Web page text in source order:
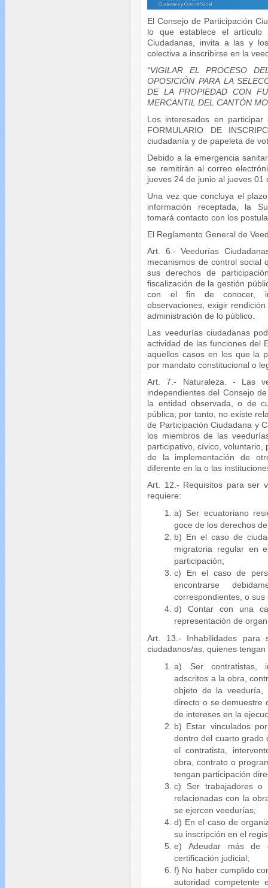
El Consejo de Participación
lo que establece el artículo
Ciudadanas, invita a las y
colectiva a inscribirse en la
“VIGILAR EL PROCESO
OPOSICIÓN PARA LA
DE LA PROPIEDAD CON
MERCANTIL DEL CANTÓN
Los interesados en
FORMULARIO DE
ciudadanía y de papeleta de
Debido a la emergencia
se remitirán al correo
jueves 24 de junio al jueves
Una vez que concluya el
información receptada, la
tomará contacto con los
El Reglamento General de
Art. 6.- Veedurías
mecanismos de control social
sus derechos de
fiscalización de la gestión
con el fin de conocer,
observaciones, exigir
administración de lo público.
Las veedurías ciudadanas
actividad de las funciones del
aquellos casos en los que la
por mandato constitucional o
Art. 7.- Naturaleza. - Las
independientes del Consejo
la entidad observada, o de
pública; por tanto, no existe
de Participación Ciudadana y
los miembros de las
participativo, cívico, voluntario,
de la implementación de
diferente en la o las
Art. 12.- Requisitos para ser
requiere:
a) Ser ecuatoriano
goce de los derechos
b) En el caso de
migratoria regular en
participación;
c) En el caso de
encontrarse
correspondientes, o sus
d) Contar con una
representación de
Art. 13.- Inhabilidades para
ciudadanos/as, quienes
a) Ser contratistas,
adscritos a la obra,
objeto de la veeduría,
directo o se demuestre
de intereses en la
b) Estar vinculados
dentro del cuarto grado
el contratista,
obra, contrato o
tengan participación
c) Ser trabajadores o
relacionadas con la
se ejercen veedurías;
d) En el caso de
su inscripción en el
e) Adeudar más de
certificación judicial;
f) No haber cumplido
autoridad competente